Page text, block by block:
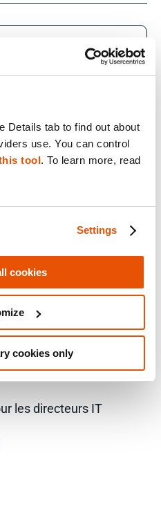
Details tab to find out about
use. You can control
tool. To learn more, read
Settings
cookies
cookies only
X
les directeurs IT